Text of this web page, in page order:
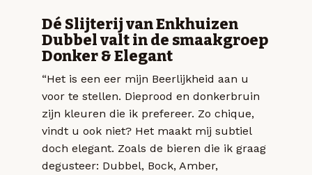
Dé Slijterij van Enkhuizen
Dubbel valt in de smaakgroep
Donker & Elegant
“Het is een eer mijn Beerlijkheid aan u
voor te stellen. Dieprood en donkerbruin
zijn kleuren die ik prefereer. Zo chique,
vindt u ook niet? Het maakt mij subtiel
doch elegant. Zoals de bieren die ik graag
degusteer: Dubbel, Bock, Amber,